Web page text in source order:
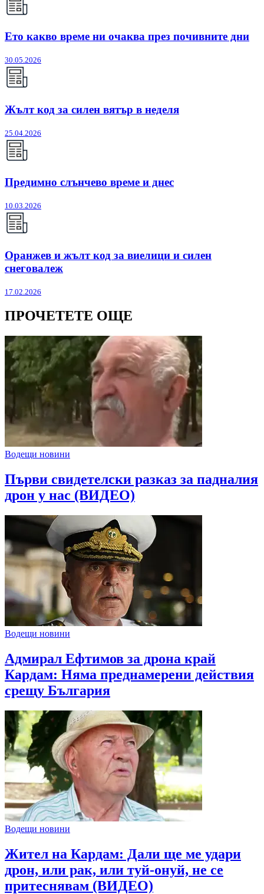
Ето какво време ни очаква през почивните дни
30.05.2026
Жълт код за силен вятър в неделя
25.04.2026
Предимно слънчево време и днес
10.03.2026
Оранжев и жълт код за виелици и силен
снеговалеж
17.02.2026
ПРОЧЕТЕТЕ ОЩЕ
Водещи новини
Първи свидетелски разказ за падналия
дрон у нас (ВИДЕО)
Водещи новини
Адмирал Ефтимов за дрона край
Кардам: Няма преднамерени действия
срещу България
Водещи новини
Жител на Кардам: Дали ще ме удари
дрон, или рак, или туй-онуй, не се
притеснявам (ВИДЕО)